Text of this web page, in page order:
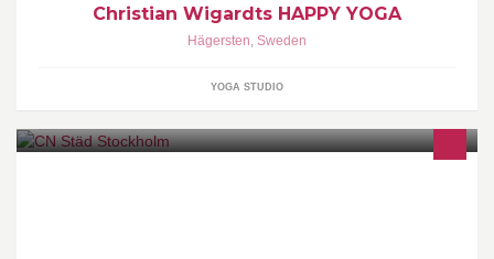
Christian Wigardts HAPPY YOGA
Hägersten, Sweden
YOGA STUDIO